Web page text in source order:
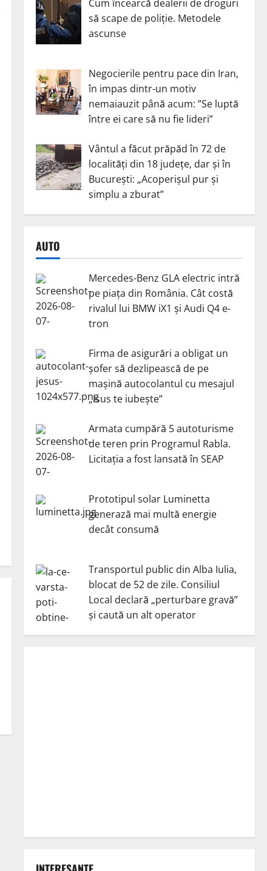
Cum încearcă dealerii de droguri
să scape de poliție. Metodele
ascunse
Negocierile pentru pace din Iran,
în impas dintr-un motiv
nemaiauzit până acum: ”Se luptă
între ei care să nu fie lideri”
Vântul a făcut prăpăd în 72 de
localități din 18 județe, dar și în
București: „Acoperișul pur și
simplu a zburat”
AUTO
Mercedes-Benz GLA electric intră
pe piața din România. Cât costă
rivalul lui BMW iX1 și Audi Q4 e-
tron
Firma de asigurări a obligat un
șofer să dezlipească de pe
mașină autocolantul cu mesajul
„Isus te iubește”
Armata cumpără 5 autoturisme
de teren prin Programul Rabla.
Licitația a fost lansată în SEAP
Prototipul solar Luminetta
generază mai multă energie
decât consumă
Transportul public din Alba Iulia,
blocat de 52 de zile. Consiliul
Local declară „perturbare gravă”
și caută un alt operator